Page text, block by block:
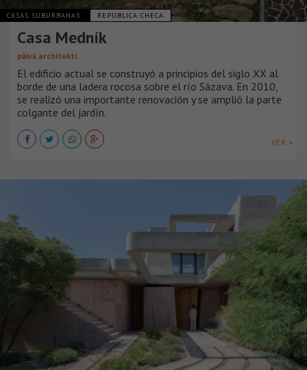
CASAS SUBURBANAS REPÚBLICA CHECA
Casa Medník
päivä architekti
El edificio actual se construyó a principios del siglo XX al
borde de una ladera rocosa sobre el río Sázava. En 2010,
se realizó una importante renovación y se amplió la parte
colgante del jardín.
VER +